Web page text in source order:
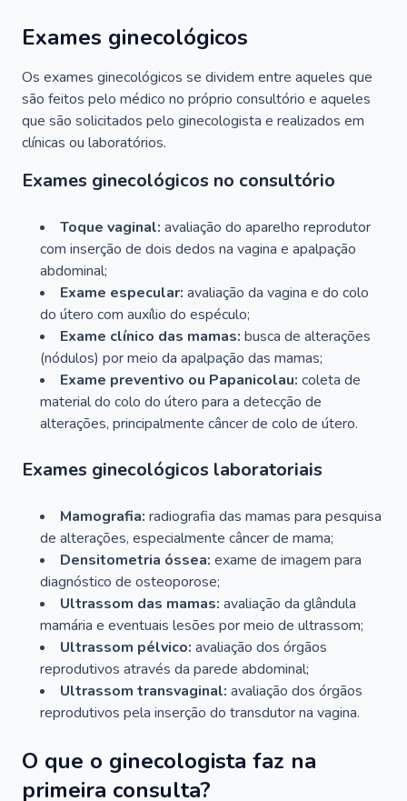
Exames ginecológicos
Os exames ginecológicos se dividem entre aqueles que
são feitos pelo médico no próprio consultório e aqueles
que são solicitados pelo ginecologista e realizados em
clínicas ou laboratórios.
Exames ginecológicos no consultório
Toque vaginal: avaliação do aparelho reprodutor
com inserção de dois dedos na vagina e apalpação
abdominal;
Exame especular: avaliação da vagina e do colo
do útero com auxílio do espéculo;
Exame clínico das mamas: busca de alterações
(nódulos) por meio da apalpação das mamas;
Exame preventivo ou Papanicolau: coleta de
material do colo do útero para a detecção de
alterações, principalmente câncer de colo de útero.
Exames ginecológicos laboratoriais
Mamografia: radiografia das mamas para pesquisa
de alterações, especialmente câncer de mama;
Densitometria óssea: exame de imagem para
diagnóstico de osteoporose;
Ultrassom das mamas: avaliação da glândula
mamária e eventuais lesões por meio de ultrassom;
Ultrassom pélvico: avaliação dos órgãos
reprodutivos através da parede abdominal;
Ultrassom transvaginal: avaliação dos órgãos
reprodutivos pela inserção do transdutor na vagina.
O que o ginecologista faz na
primeira consulta?